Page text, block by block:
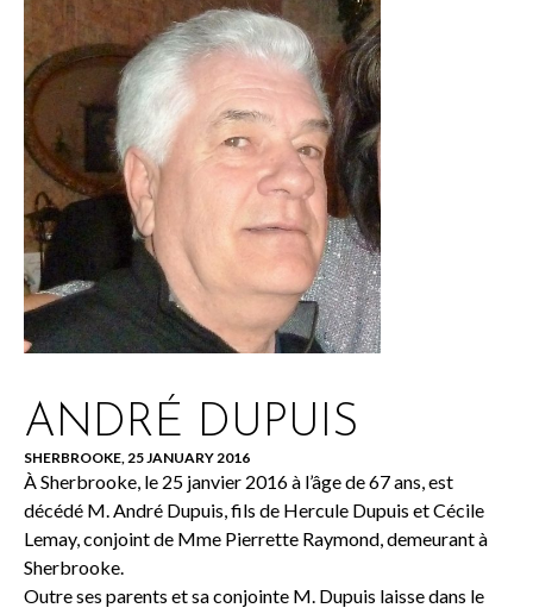
ANDRÉ DUPUIS
SHERBROOKE, 25 JANUARY 2016
À Sherbrooke, le 25 janvier 2016 à l’âge de 67 ans, est
décédé M. André Dupuis, fils de Hercule Dupuis et Cécile
Lemay, conjoint de Mme Pierrette Raymond, demeurant à
Sherbrooke.
Outre ses parents et sa conjointe M. Dupuis laisse dans le